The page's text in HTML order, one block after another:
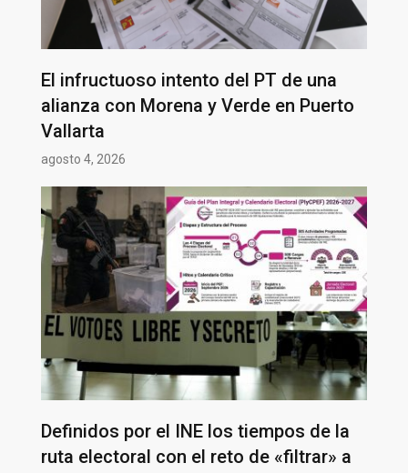
El infructuoso intento del PT de una
alianza con Morena y Verde en Puerto
Vallarta
agosto 4, 2026
Definidos por el INE los tiempos de la
ruta electoral con el reto de «filtrar» a